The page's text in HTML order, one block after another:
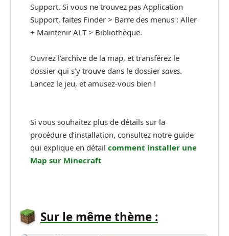
Support. Si vous ne trouvez pas Application
Support, faites Finder > Barre des menus : Aller
+ Maintenir ALT > Bibliothèque.
Ouvrez l’archive de la map, et transférez le
dossier qui s’y trouve dans le dossier saves.
Lancez le jeu, et amusez-vous bien !
Si vous souhaitez plus de détails sur la
procédure d’installation, consultez notre guide
qui explique en détail comment installer une
Map sur Minecraft
Sur le même thème :